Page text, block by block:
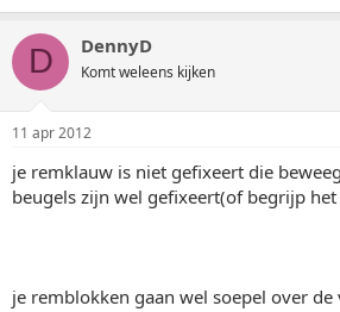
D DennyD
Komt weleens kijken
11 apr 2012
je remklauw is niet gefixeert die
beugels zijn wel gefixeert(of begrijp
je remblokken gaan wel soepel over de